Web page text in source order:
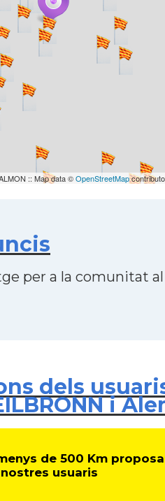
:: Map data ©OpenStreetMap
per a la comunitat
dels
i
de 500 Km
nostres usuaris